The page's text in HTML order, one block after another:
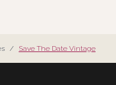
/ Save The Date Vintage